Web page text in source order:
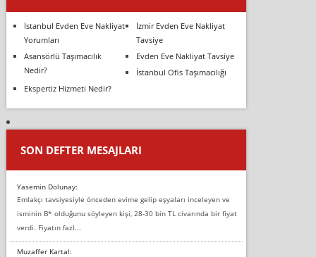
İstanbul Evden Eve Nakliyat
Yorumları
İzmir Evden Eve Nakliyat
Tavsiye
Asansörlü Taşımacılık
Nedir?
Evden Eve Nakliyat Tavsiye
İstanbul Ofis Taşımacılığı
Ekspertiz Hizmeti Nedir?
SON DEFTER MESAJLARI
Yasemin Dolunay:
Emlakçı tavsiyesiyle önceden evime gelip eşyaları inceleyen ve
isminin B* olduğunu söyleyen kişi, 28-30 bin TL civarında bir fiyat
verdi. Fiyatın fazl...
Muzaffer Kartal: